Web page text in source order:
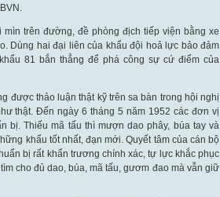
trên đường, đề phòng địch tiếp viện bằng xe
Dùng hai đại liên của khẩu đội hoả lực bảo đảm
81 bắn thẳng để phá công sự cứ điểm của
được thảo luận thật kỹ trên sa bàn trong hội nghị
thật. Đến ngày 6 tháng 5 năm 1952 các đơn vị
bị. Thiếu mã tấu thì mượn dao phây, búa tay và
khẩu tốt nhất, đạn mới. Quyết tâm của cán bộ
bị rất khẩn trương chính xác, tự lực khắc phục
cho đủ dao, búa, mã tấu, gươm đao mà vẫn giữ